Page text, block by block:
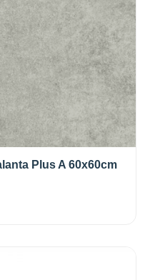
Plus A 60x60cm